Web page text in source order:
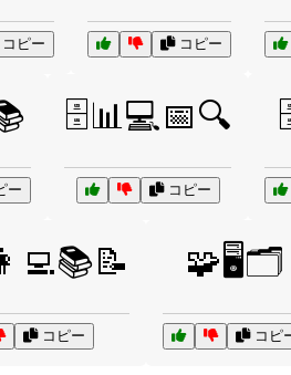
ピー コピー
ー
🗄️📊💻📅🔍
コピー
コピー
🧩🖥️🗂️
コピ